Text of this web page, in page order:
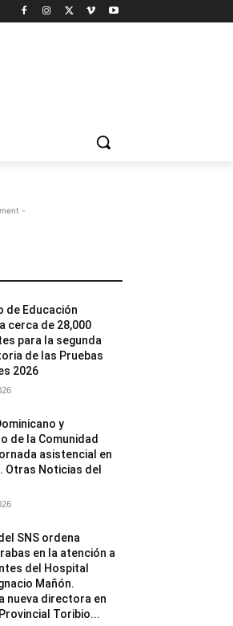
-
de Educación
cerca de 28,000
para la segunda
de las Pruebas
2026
y
de la Comunidad
asistencial en
Otras Noticias del
SNS ordena
en la atención a
del Hospital
Mañón.
nueva directora en
Toribio...